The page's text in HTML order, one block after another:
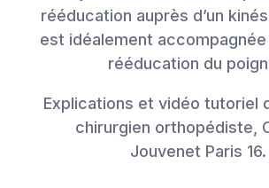
rééducation auprès d’un
est idéalement accompagnée
rééducation du
Explications et vidéo tutoriel
chirurgien orthopédiste,
Jouvenet Paris 16.